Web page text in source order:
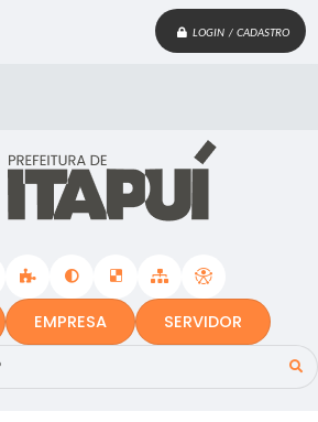
LOGIN / CADASTRO
EMPRESA SERVIDOR